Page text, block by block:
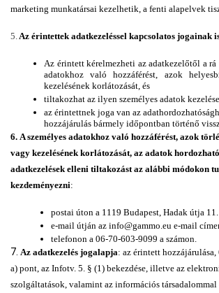
marketing munkatársai kezelhetik, a fenti alapelvek
5. Az érintettek adatkezeléssel kapcsolatos jogainak
Az érintett kérelmezheti az adatkezelőtől a
adatokhoz való hozzáférést, azok
kezelésének korlátozását, és
tiltakozhat az ilyen személyes adatok
az érintettnek joga van az
hozzájárulás bármely időpontban történő
6. A személyes adatokhoz való hozzáférést, azok
vagy kezelésének korlátozását, az adatok
adatkezelések elleni tiltakozást az alábbi módokon
kezdeményezni:
postai úton a 1119 Budapest, Hadak útja 11.
e-mail útján az info@gammo.eu e-mail
telefonon a 06-70-603-9099 a számon.
7. Az adatkezelés jogalapja: az érintett
a) pont, az Infotv. 5. § (1) bekezdése, illetve az
szolgáltatások, valamint az információs társadalommal